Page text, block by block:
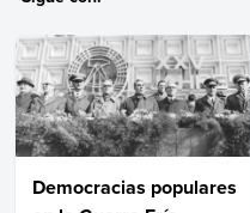
Democracias populares